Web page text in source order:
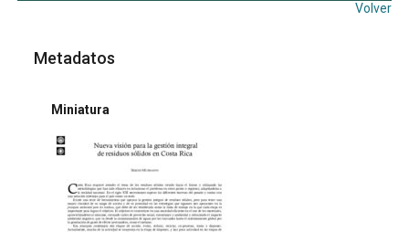
Volver
Metadatos
Miniatura